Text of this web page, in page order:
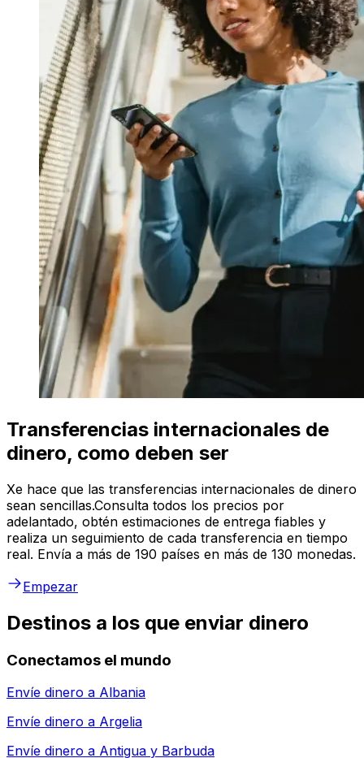
Transferencias internacionales de
dinero, como deben ser
Xe hace que las transferencias internacionales de dinero
sean sencillas.Consulta todos los precios por
adelantado, obtén estimaciones de entrega fiables y
realiza un seguimiento de cada transferencia en tiempo
real. Envía a más de 190 países en más de 130 monedas.
Empezar
Destinos a los que enviar dinero
Conectamos el mundo
Envíe dinero a Albania
Envíe dinero a Argelia
Envíe dinero a Antigua y Barbuda